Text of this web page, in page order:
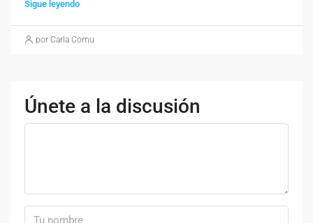
Sigue leyendo
por Carla Cornu
Únete a la discusión